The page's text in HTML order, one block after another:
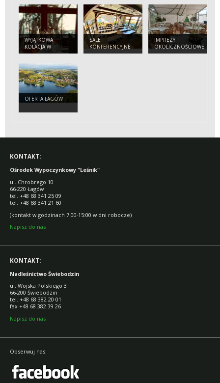
WYJĄTKOWA
KOLACJA W
OŚRODKU
"LEŚNIK"
SALE
KONFERENCYJNE
IMPREZY
OKOLICZNOŚCIOWE
OFERTA ŁAGÓW
KONTAKT:
Ośrodek Wypoczynkowy "Leśnik"
ul. Chrobrego 10
66-220 Łagów
tel. +48 68 341 25 09
tel. +48 68 341 21 60
(kontakt w godzinach 7:00-15:00 w dni robocze)
Napisz do nas
KONTAKT:
Nadleśnictwo Świebodzin
ul. Wojska Polskiego 3
66-200 Świebodzin
tel. +48 68 382 20 01
fax +48 68 382 39 26
Napisz do nas
Obserwuj nas: